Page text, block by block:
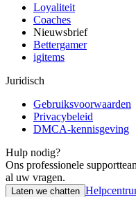
Loyaliteit
Coaches
Nieuwsbrief
Bettergamer
igitems
Juridisch
Gebruiksvoorwaarden
Privacybeleid
DMCA-kennisgeving
Hulp nodig?
Ons professionele
al uw vragen.
Laten we chatten